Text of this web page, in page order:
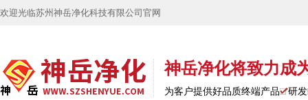
欢迎光临苏州神岳净化科技有限公司官网
神岳净化将致力成
为客户提供好品质终端产品 研发